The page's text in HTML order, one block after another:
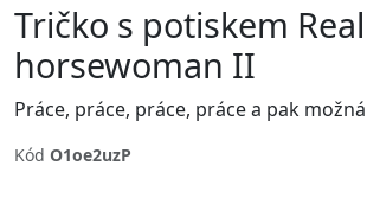
Tričko s potiskem Real
horsewoman II
Kód O1oe2uzP